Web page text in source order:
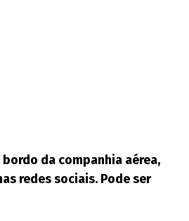
da companhia aérea,
redes sociais. Pode ser